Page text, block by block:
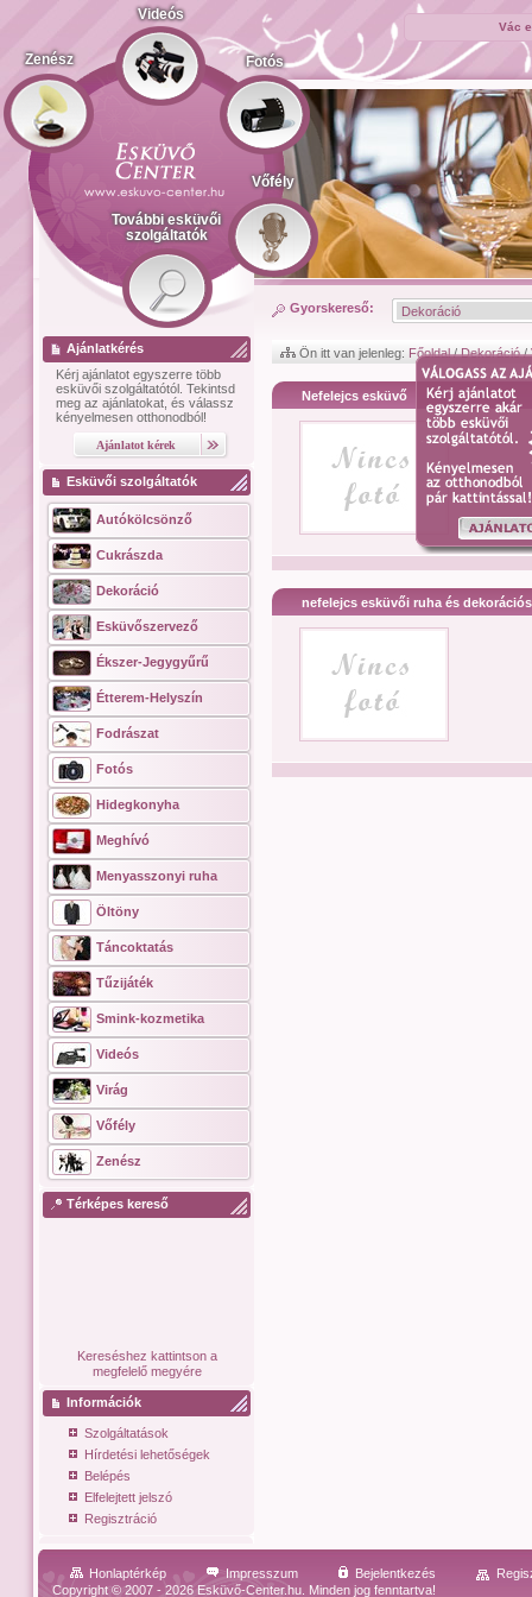
Vác
Zenész
Videós
Fotós
Vőfély
További esküvői
szolgáltatók
Ajánlatkérés
Kérj ajánlatot egyszerre több
esküvői szolgáltatótól. Tekintsd
meg az ajánlatokat, és válassz
kényelmesen otthonodból!
Esküvői szolgáltatók
Autókölcsönző
Cukrászda
Dekoráció
Esküvőszervező
Ékszer-Jegygyűrű
Étterem-Helyszín
Fodrászat
Fotós
Hidegkonyha
Meghívó
Menyasszonyi ruha
Öltöny
Táncoktatás
Tűzijáték
Smink-kozmetika
Videós
Virág
Vőfély
Zenész
Térképes kereső
Kereséshez kattintson a
megfelelő megyére
Információk
Szolgáltatások
Hírdetési lehetőségek
Belépés
Elfelejtett jelszó
Regisztráció
Gyorskereső:
Ön itt van jelenleg: Főoldal/Dekoráció/
Nefelejcs esküvő
nefelejcs esküvői ruha és
Honlaptérkép Impresszum Bejelentkezés
Copyright © 2007 - 2026 Esküvő-Center.hu. Minden jog fenntartva!